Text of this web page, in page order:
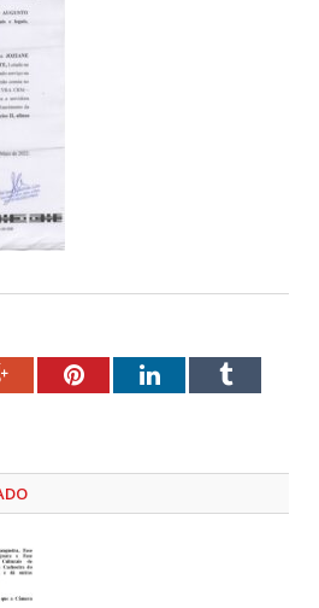
Google+PinterestLinkedInTumblr